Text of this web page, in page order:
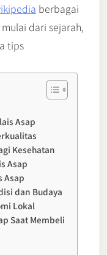
berbagai
dari sejarah,
tips
Asap
Kesehatan
Asap
Asap
dan Budaya
Lokal
Saat Membeli